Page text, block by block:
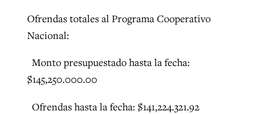
Ofrendas totales al Programa Cooperativo
Nacional:
Monto presupuestado hasta la fecha:
$145,250.000.00
Ofrendas hasta la fecha: $141,224.321.92